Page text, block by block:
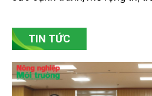
hướng đi quan trọng để các
bền vững. Tại làng gốm Phù
Bắc Ninh, nhiều nghệ nhân và
chủ động đổi mới tư duy, đầu
dựng thương hiệu trên nền
TIN TỨC